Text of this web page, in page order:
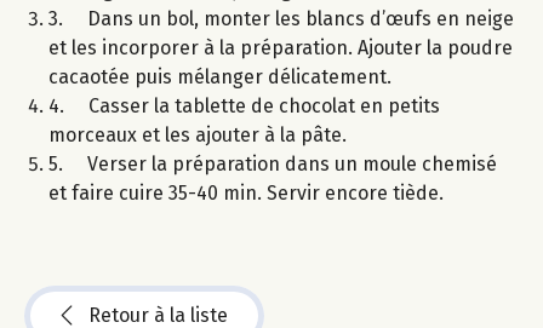
3. Dans un bol, monter les blancs d’œufs en neige
et les incorporer à la préparation. Ajouter la poudre
cacaotée puis mélanger délicatement.
4. Casser la tablette de chocolat en petits
morceaux et les ajouter à la pâte.
5. Verser la préparation dans un moule chemisé
et faire cuire 35-40 min. Servir encore tiède.
Retour à la liste